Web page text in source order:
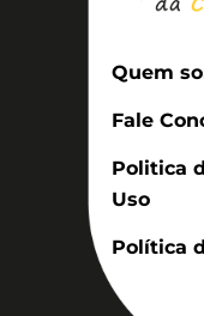
Quem
Fale
Politica
Uso
Política